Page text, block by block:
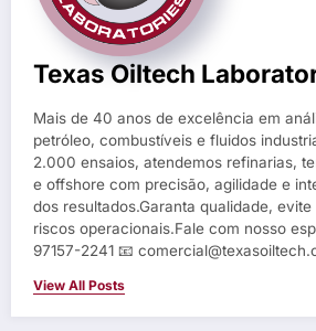
Texas Oiltech
Mais de 40 anos de excelência em
petróleo, combustíveis e fluidos
2.000 ensaios, atendemos refinarias,
e offshore com precisão, agilidade e
dos resultados.Garanta qualidade,
riscos operacionais.Fale com nosso
97157-2241 📧
View All Posts